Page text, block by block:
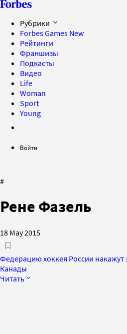
Рубрики
Forbes Games New
Рейтинги
Франшизы
Подкасты
Видео
Life
Woman
Sport
Young
Войти
#
Рене Фазель
18 May 2015
Федерацию хоккея России накажут
Канады
Читать